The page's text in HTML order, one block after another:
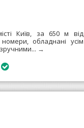
Київ, за 650 м від
обладнані усім
→
